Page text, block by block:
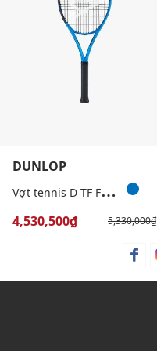
DUNLOP
V
ợt tennis D TF FX500 LS G2 NH
4,530,500₫ 5,330,000₫